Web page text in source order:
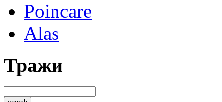
Poincare
Alas
Тражи